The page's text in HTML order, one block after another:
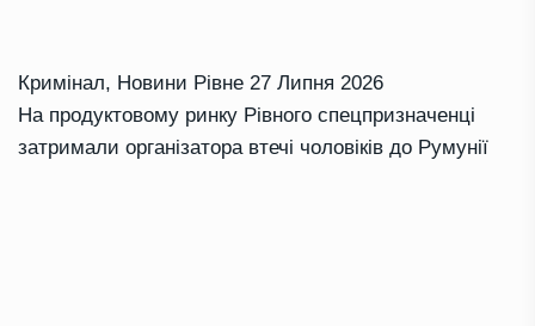
Кримінал, Новини Рівне 27 Липня 2026
На продуктовому ринку Рівного спецпризначенці
затримали організатора втечі чоловіків до Румунії